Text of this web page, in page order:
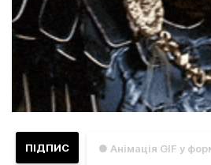
● Анімація GIF у
ПІДПИС